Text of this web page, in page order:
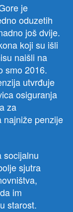
je
oduzetih
još dvije.
koji su išli
naišli na
smo 2016.
utvrđuje
osiguranja
za
najniže penzije
socijalnu
sjutra
im
starost.